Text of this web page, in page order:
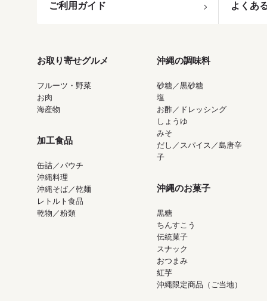
ご利用ガイド よくあ
お取り寄せグルメ
フルーツ・野菜
お肉
海産物
加工食品
缶詰／パウチ
沖縄料理
沖縄そば／乾麺
レトルト食品
乾物／粉類
沖縄の調味料
砂糖／黒砂糖
塩
お酢／ドレッシング
しょうゆ
みそ
だし／スパイス／島唐辛
子
沖縄のお菓子
黒糖
ちんすこう
伝統菓子
スナック
おつまみ
紅芋
沖縄限定商品（ご当地）